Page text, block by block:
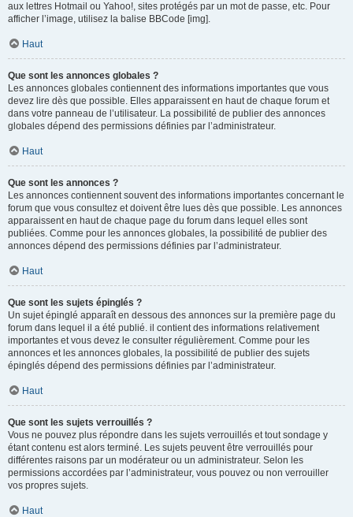
aux lettres Hotmail ou Yahoo!, sites protégés par un mot de passe, etc. Pour
afficher l’image, utilisez la balise BBCode [img].
Haut
Que sont les annonces globales ?
Les annonces globales contiennent des informations importantes que vous
devez lire dès que possible. Elles apparaissent en haut de chaque forum et
dans votre panneau de l’utilisateur. La possibilité de publier des annonces
globales dépend des permissions définies par l’administrateur.
Haut
Que sont les annonces ?
Les annonces contiennent souvent des informations importantes concernant le
forum que vous consultez et doivent être lues dès que possible. Les annonces
apparaissent en haut de chaque page du forum dans lequel elles sont
publiées. Comme pour les annonces globales, la possibilité de publier des
annonces dépend des permissions définies par l’administrateur.
Haut
Que sont les sujets épinglés ?
Un sujet épinglé apparaît en dessous des annonces sur la première page du
forum dans lequel il a été publié. il contient des informations relativement
importantes et vous devez le consulter régulièrement. Comme pour les
annonces et les annonces globales, la possibilité de publier des sujets
épinglés dépend des permissions définies par l’administrateur.
Haut
Que sont les sujets verrouillés ?
Vous ne pouvez plus répondre dans les sujets verrouillés et tout sondage y
étant contenu est alors terminé. Les sujets peuvent être verrouillés pour
différentes raisons par un modérateur ou un administrateur. Selon les
permissions accordées par l’administrateur, vous pouvez ou non verrouiller
vos propres sujets.
Haut